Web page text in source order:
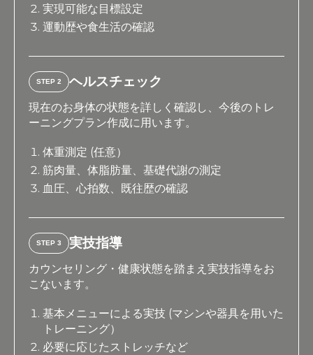
実現可能な目標設定
運動歴や食生活の確認
STEP 2 ヘルスチェック
現在のお身体の状態を詳しく確認し、今後のトレ
ーニングプラン作成に用います。
体重測定 (任意）
筋肉量、体脂肪量、基礎代謝の測定
血圧、心拍数、既往歴の確認
STEP 3 実技指導
カウンセリング・健康状態を踏まえ実技指導をお
こないます。
基本メニューによる実技 (マシンや器具を用いた
トレーニング）
必要に応じたストレッチなど